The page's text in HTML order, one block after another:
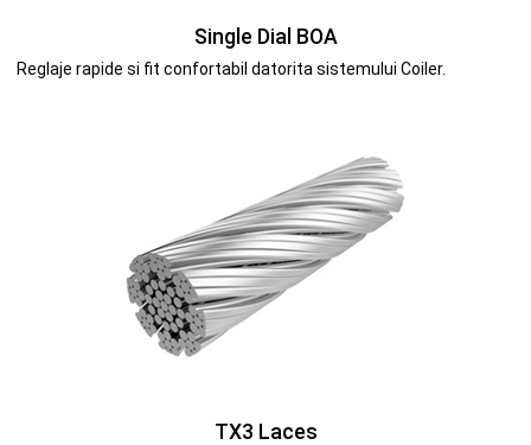
Single Dial BOA
Reglaje rapide si fit confortabil datorita sistemului Coiler.
TX3 Laces